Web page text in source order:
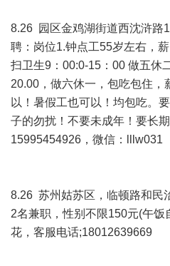
8.26 园区金鸡湖街道西沈浒路
聘：岗位1.钟点工55岁左右，
扫卫生9：00:0-15：00 做五休
20.00，做六休一，包吃包住，
以！暑假工也可以！均包吃。
子的勿扰！不要未成年！要长
15995454926，微信：lllw031
8.26 苏州姑苏区，临顿路和民
2名兼职，性别不限150元(午饭
花，客服电话;18012639669